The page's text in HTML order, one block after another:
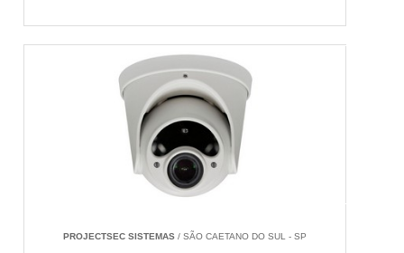
PROJECTSEC SISTEMAS / SÃO CAETANO DO SUL - SP